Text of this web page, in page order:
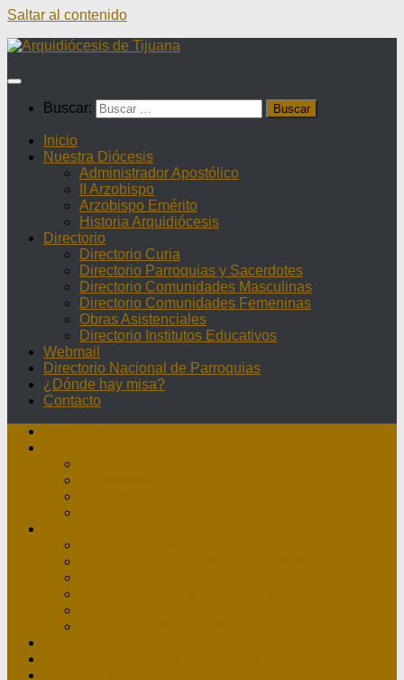
Saltar al contenido
Buscar:
Inicio
Nuestra Diócesis
Administrador Apostólico
II Arzobispo
Arzobispo Emérito
Historia Arquidiócesis
Directorio
Directorio Curia
Directorio Parroquias y Sacerdotes
Directorio Comunidades Masculinas
Directorio Comunidades Femeninas
Obras Asistenciales
Directorio Institutos Educativos
Webmail
Directorio Nacional de Parroquias
¿Dónde hay misa?
Contacto